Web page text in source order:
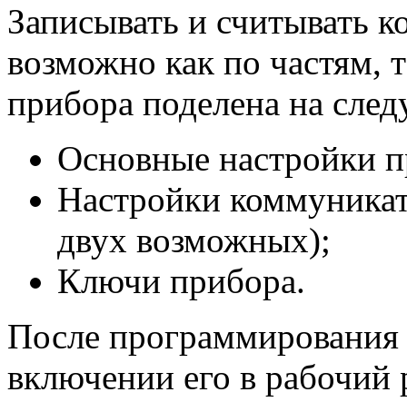
Записывать и считывать
возможно как по частям,
прибора поделена на
Основные настройки
Настройки
двух возможных);
Ключи прибора.
После
включении его в